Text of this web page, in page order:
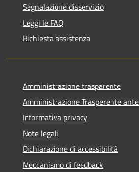
Segnalazione disservizio
Leggi le FAQ
Richiesta assistenza
Amministrazione trasparente
Amministrazione Trasperente
Informativa privacy
Note legali
Dichiarazione di accessibilità
Meccanismo di feedback